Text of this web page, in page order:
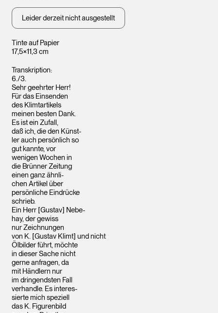
Tinte auf Papier
17,5×11,3 cm
Leider derzeit nicht ausgestellt
Transkription:
6./3.
Sehr geehrter Herr!
Für das Einsenden
des Klimtartikels
meinen besten Dank.
Es ist ein Zufall,
daß ich, die den Künst-
ler auch persönlich so
gut kannte, vor
wenigen Wochen in
die Brünner Zeitung
einen ganz ähnli-
chen Artikel über
persönliche Eindrücke
schrieb.
Ein Herr [Gustav] Nebe-
hay, der gewiss
nur Zeichnungen
von K. [Gustav Klimt] und nicht
Ölbilder führt, möchte
in dieser Sache nicht
gerne anfragen, da
mit Händlern nur
im dringendsten Fall
verhandle. Es interes-
sierte mich speziell
das K. Figurenbild